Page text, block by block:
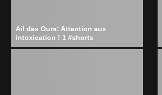
Ail des Ours: Attention aux
intoxication ! 1 #shorts